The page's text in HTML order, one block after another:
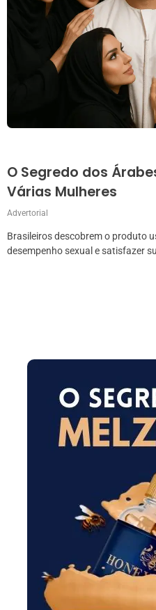
O Segredo dos
Várias Mulheres
Advertorial
Brasileiros descobrem o produto
desempenho sexual e satisfazer